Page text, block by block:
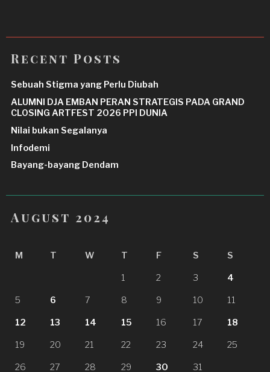
Recent Posts
Sebuah Stigma yang Perlu Diubah
ALUMNI DJA EMBAN PERAN STRATEGIS PADA GRAND
CLOSING ARTFEST 2026 PPI DUNIA
Nilai bukan Segalanya
Infodemi
Bayang-bayang Dendam
August 2024
M T W T F S S
1 2 3 4
5 6 7 8 9 10 11
12 13 14 15 16 17 18
19 20 21 22 23 24 25
26 27 28 29 30 31